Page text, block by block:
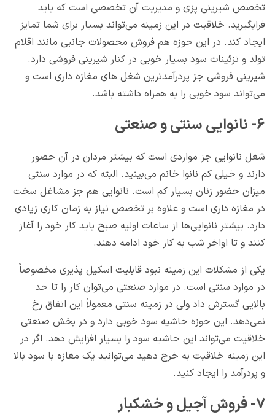
تخصص شیرینی پزی و مدیریت آن تخصصی است که باید
فرابگیرید. خلاقیت در این زمینه می‌تواند بسیار برای شما تمایز
ایجاد کند. در این حوزه هم فروش محصولات جانبی مانند اقلام
تولد و تزئینات سود بسیار خوبی در کنار شیرینی فروشی دارد.
شیرینی فروشی جز پردرآمدترین شغل های مغازه داری است و
می‌تواند سود خوبی را به همراه داشته باشد.
۶- نانوایی سنتی و صنعتی
شغل نانوایی جز مواردی است که بیشتر مردان در آن حضور
دارند و خیلی کم نانوا خانم می‌بینید. البته که در موارد سنتی
میزان حضور زنان بسیار کم است. نانوایی هم جز مشاغل سخت
در مغازه داری است و علاوه بر تخصص نیاز به زمان کاری زیادی
دارد. بیشتر نانوایی‌ها از ساعات اولیه صبح باید کار خود را آغاز
کنند و تا اواخر شب به کار خود ادامه دهند.
یکی از مشکلات این زمینه نبود قابلیت اسکیل پذیری مخصوصاً
در موارد سنتی است. در موارد صنعتی می‌توان کار را تا حد
بالایی گسترش داد ولی در زمینه سنتی معمولاً این اتفاق رخ
نمی‌دهد. این حوزه حاشیه سود خوبی دارد و در بخش صنعتی
خلاقیت می‌تواند این حاشیه سود را بسیار افزایش دهد. اگر در
این زمینه خلاقیت به خرج دهید می‌توانید یک مغازه با سود بالا
و پردرآمد را ایجاد کنید.
۷- فروش آجیل و خشکبار